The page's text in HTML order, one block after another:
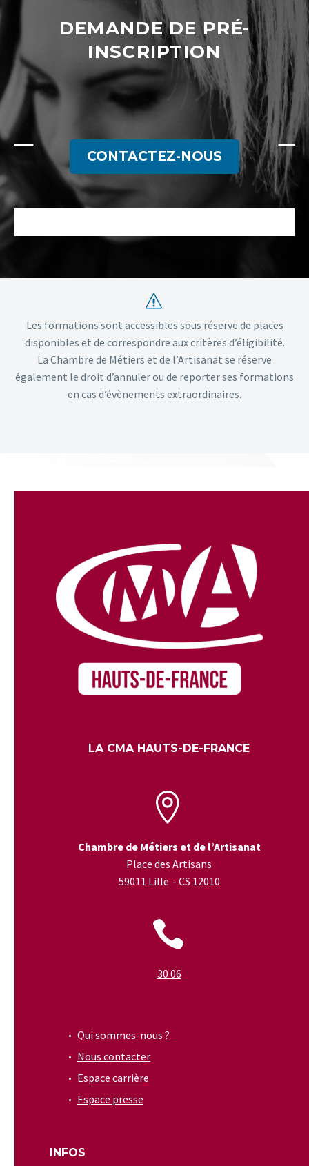
DEMANDE DE PRÉ-
INSCRIPTION
CONTACTEZ-NOUS
s
s
Les formations sont accessibles sous réserve de places
disponibles et de correspondre aux critères d’éligibilité.
La Chambre de Métiers et de l’Artisanat se réserve
également le droit d’annuler ou de reporter ses formations
en cas d’évènements extraordinaires.
LA CMA HAUTS-DE-FRANCE


Chambre de Métiers et de l’Artisanat
Place des Artisans
59011 Lille – CS 12010


30 06
Qui sommes-nous ?
Nous contacter
Espace carrière
Espace presse
INFOS